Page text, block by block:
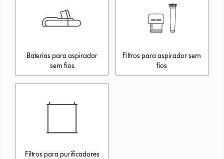
Baterias para aspirador
sem fios
Filtros para aspirador sem
fios
Filtros para purificadores